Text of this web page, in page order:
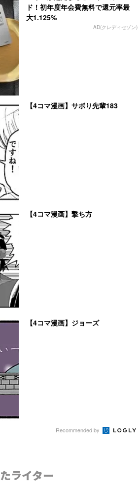
ド！初年度年会費無料で還元率最
大1.125%
AD(クレディセゾン)
【4コマ漫画】サボり先輩183
【4コマ漫画】撃ち方
【4コマ漫画】ジョーズ
Recommended by
ライター